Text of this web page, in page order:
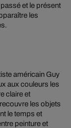
et le présent
les
américain Guy
aux couleurs les
claire et
les objets
le temps et
peinture et